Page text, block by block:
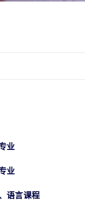
业
业
语言课程